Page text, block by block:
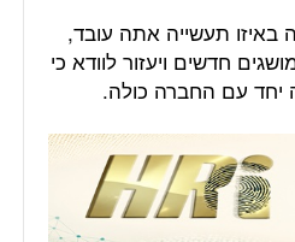
תעשייה אתה עובד,
חדשים ויעזור לוודא כי
עם החברה כולה.